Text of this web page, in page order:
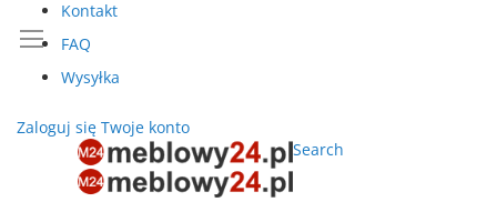
Kontakt
FAQ
Wysyłka
Zaloguj się Twoje konto
Search